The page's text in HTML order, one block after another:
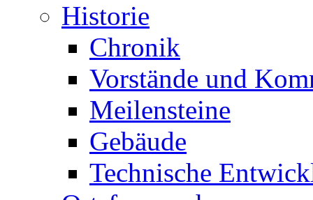
Historie
Chronik
Vorstände und
Meilensteine
Gebäude
Technische